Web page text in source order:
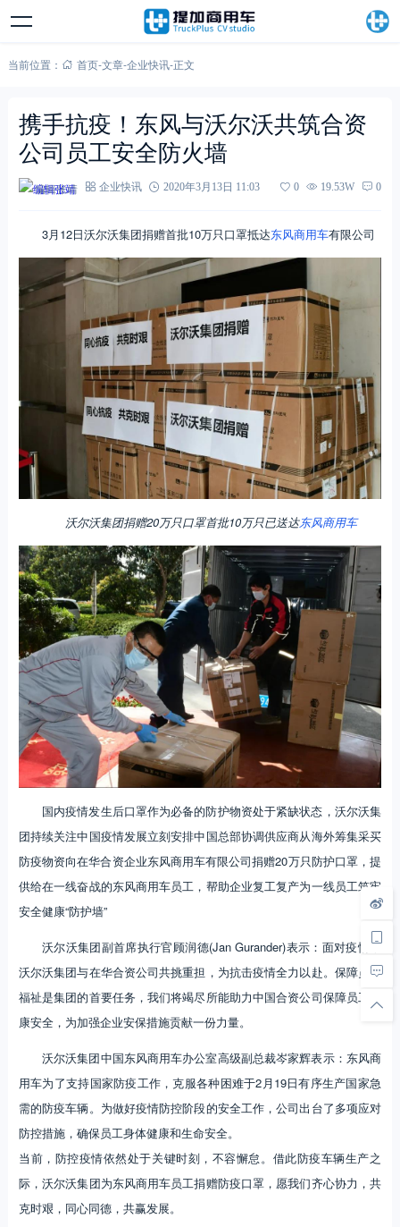
当前位置： 首页-文章-企业快讯-正文
携手抗疫！东风与沃尔沃共筑合资
公司员工安全防火墙
编辑张靖 企业快讯 2020年3月13日 11:03 0 19.53W 0
3月12日沃尔沃集团捐赠首批10万只口罩抵达东风商用车有限公司
沃尔沃集团捐赠20万只口罩首批10万只已送达东风商用车
国内疫情发生后口罩作为必备的防护物资处于紧缺状态，沃尔沃集
团持续关注中国疫情发展立刻安排中国总部协调供应商从海外筹集采买
防疫物资向在华合资企业东风商用车有限公司捐赠20万只防护口罩，提
供给在一线奋战的东风商用车员工，帮助企业复工复产为一线员工筑牢
安全健康“防护墙”
沃尔沃集团副首席执行官顾润德(Jan Gurander)表示：面对疫情，
沃尔沃集团与在华合资公司共挑重担，为抗击疫情全力以赴。保障员工
福祉是集团的首要任务，我们将竭尽所能助力中国合资公司保障员工健
康安全，为加强企业安保措施贡献一份力量。
沃尔沃集团中国东风商用车办公室高级副总裁岑家辉表示：东风商
用车为了支持国家防疫工作，克服各种困难于2月19日有序生产国家急
需的防疫车辆。为做好疫情防控阶段的安全工作，公司出台了多项应对
防控措施，确保员工身体健康和生命安全。
当前，防控疫情依然处于关键时刻，不容懈怠。借此防疫车辆生产之
际，沃尔沃集团为东风商用车员工捐赠防疫口罩，愿我们齐心协力，共
克时艰，同心同德，共赢发展。